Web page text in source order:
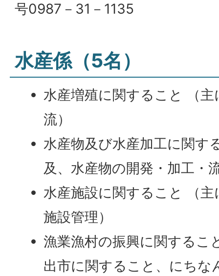
号0987－31－1135
水産係（5名）
水産増殖に関すること （
流）
水産物及び水産加工に関す
及、水産物の開発・加工・
水産施設に関すること （
施設管理）
漁業漁村の振興に関するこ
出市に関すること、にちな